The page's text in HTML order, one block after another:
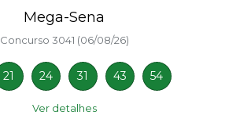
Mega-Sena
Concurso 3041 (06/08/26)
21 24 31 43 54
Ver detalhes